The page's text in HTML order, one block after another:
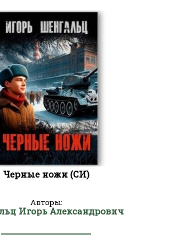
Черные ножи (СИ)
Авторы:
Игорь Александрович